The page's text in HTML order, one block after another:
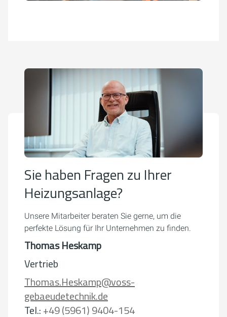
Sie haben Fragen zu Ihrer
Heizungsanlage?
Unsere Mitarbeiter beraten Sie gerne, um die
perfekte Lösung für Ihr Unternehmen zu finden.
Thomas Heskamp
Vertrieb
Thomas.Heskamp@voss-
gebaeudetechnik.de
Tel.:+49 (5961) 9404-154